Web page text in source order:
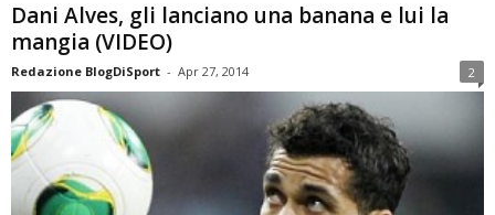
Dani Alves, gli lanciano una banana e lui la
mangia (VIDEO)
Redazione BlogDiSport - Apr 27, 2014 2